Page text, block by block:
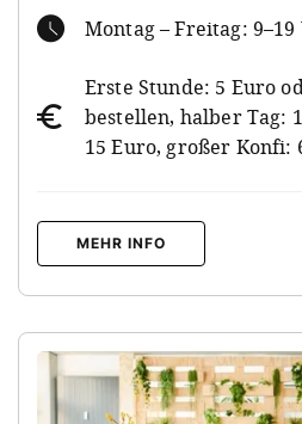
Montag – Freitag: 9–19
Erste Stunde: 5 Euro
bestellen, halber Tag:
15 Euro, großer Konfi:
MEHR INFO